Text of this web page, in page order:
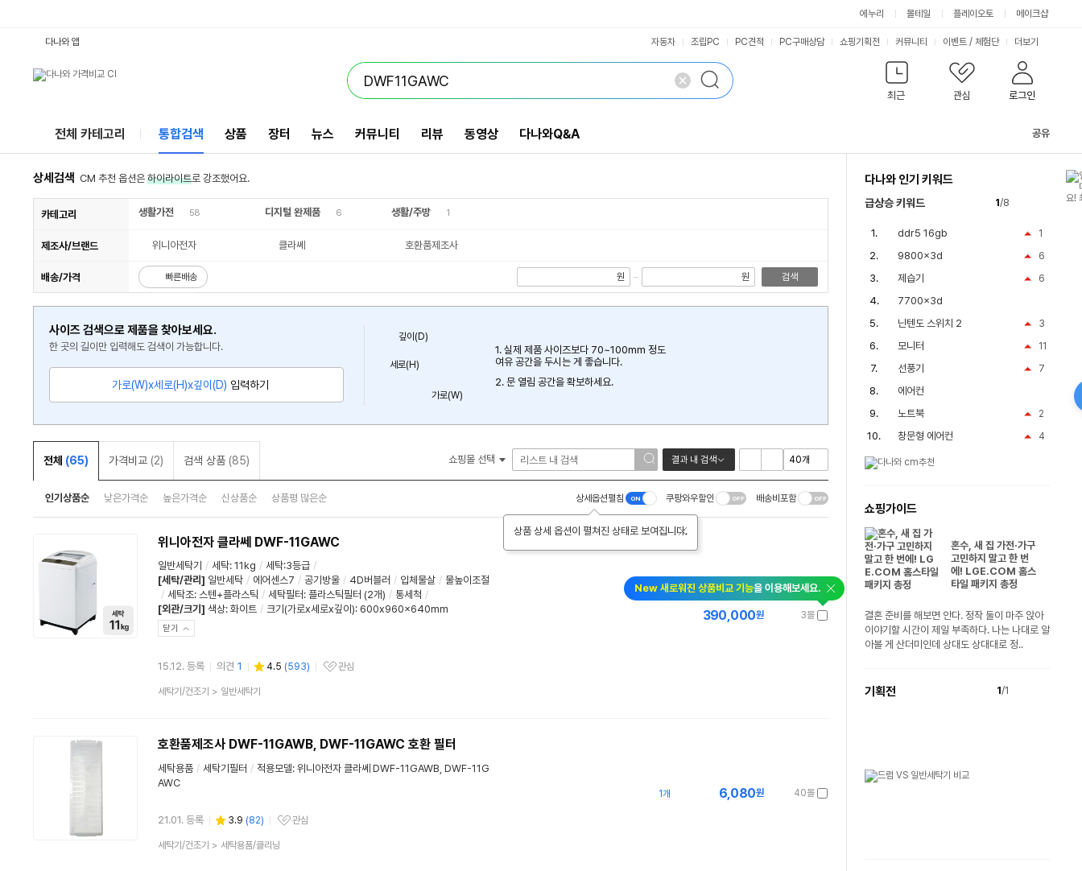
에누리 몰테일 플레이오토 메이크샵
최근 관심 로그인
다나와 앱 자동차 조립PC PC견적 PC구매상담 쇼핑기획전 커뮤니티 이벤트 / 체험단 더보기
전체 카테고리 통합검색 상품 장터 뉴스 커뮤니티 리뷰 동영상 다나와Q&A 공유
상세검색 CM 추천 옵션은 하이라이트로 강조했어요.
카테고리 생활가전 58 디지털 완제품 6 생활/주방 1
제조사/브랜드 위니아전자 클라쎄 호환품제조사
배송/가격 빠른배송 원 ~ 원 검색
사이즈 검색으로 제품을 찾아보세요.
한 곳의 길이만 입력해도 검색이 가능합니다.
가로(W)
세로(H)
깊이(D)
1. 실제 제품 사이즈보다 70~100mm 정도
여유 공간을 두시는 게 좋습니다.
2. 문 열림 공간을 확보하세요.
가로(W)x세로(H)x깊이(D) 입력하기
전체 (65) 가격비교 (2) 검색 상품 (85) 쇼핑몰 선택 결과 내 검색
인기상품순 낮은가격순 높은가격순 신상품순 상품평 많은순 상세옵션펼침
상품 상세 옵션이 펼쳐진 상태로 보여집니다.
쿠팡와우할인 배송비포함
위니아전자 클라쎄 DWF-11GAWC
일반세탁기 / 세탁: 11kg / 세탁:3등급 /
[세탁/관리] 일반세탁 / 에어센스7 / 공기방울 / 4D버블러 / 입체물살 / 물높이조절
/ 세탁조: 스텐+플라스틱 / 세탁필터 : 플라스틱필터 (2개) / 통세척 /
[외관/크기] 색상: 화이트 / 크기(가로x세로x깊이): 600x960x640mm
닫기
15.12. 등록 의견 1 4.5 (593)
관심상품
관심
상
세탁기/건조기 > 일반세탁기
New 새로워진 상품비교 기능을 이용해보세요.
3몰
390,000원
호환품제조사 DWF-11GAWB, DWF-11GAWC 호환 필터
세탁용품 / 세탁기필터 / 적용모델: 위니아전자 클라쎄 DWF-11GAWB, DWF-11G
AWC
21.01. 등록 3.9 (82)
관심상품
관심
상
세탁기/건조기 > 세탁용품/클리닝
40몰
6,080원
1개
다나와 인기 키워드
급상승 키워드 1/8
1
ddr5 16gb
6
9800x3d
6
제습기
7700x3d
3
닌텐도 스위치 2
11
모니터
7
선풍기
에어컨
2
노트북
4
창문형 에어컨
쇼핑가이드
혼수, 새 집 가전·가구
고민하지 말고 한 번
에! LGE.COM 홈스
타일 패키지 총정
결혼 준비를 해보면 안다. 정작 둘이 마주 앉아
이야기할 시간이 제일 부족하다. 나는 나대로 알
아볼 게 산더미인데 상대도 상대대로 정..
기획전 1/1